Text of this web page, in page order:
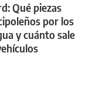
Qué piezas
por los
y cuánto sale